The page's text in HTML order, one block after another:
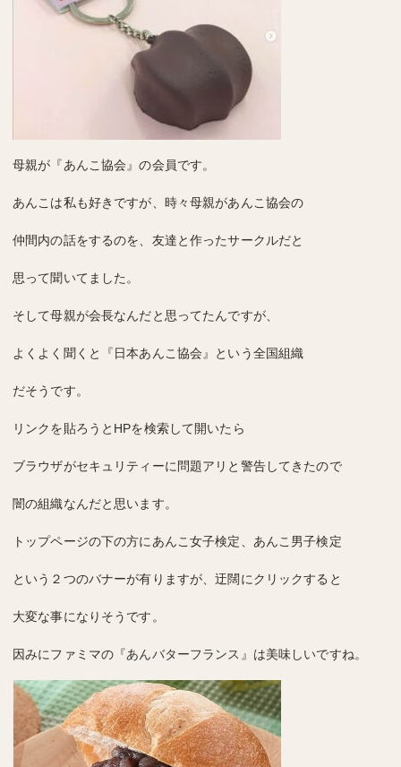
母親が『あんこ協会』の会員です。
あんこは私も好きですが、時々母親があんこ協会の
仲間内の話をするのを、友達と作ったサークルだと
思って聞いてました。
そして母親が会長なんだと思ってたんですが、
よくよく聞くと『日本あんこ協会』という全国組織
だそうです。
リンクを貼ろうとHPを検索して開いたら
ブラウザがセキュリティーに問題アリと警告してきたので
闇の組織なんだと思います。
トップページの下の方にあんこ女子検定、あんこ男子検定
という２つのバナーが有りますが、迂闊にクリックすると
大変な事になりそうです。
因みにファミマの 『あんバターフランス』 は美味しいですね。